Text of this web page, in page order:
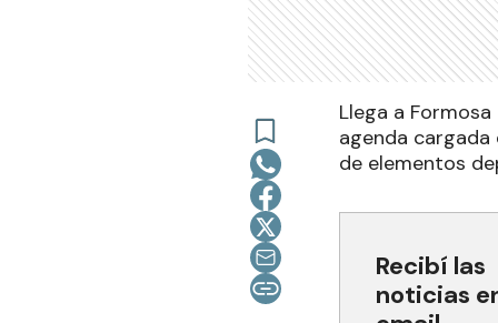
Llega a
agenda
de elementos
Recibí las
noticias